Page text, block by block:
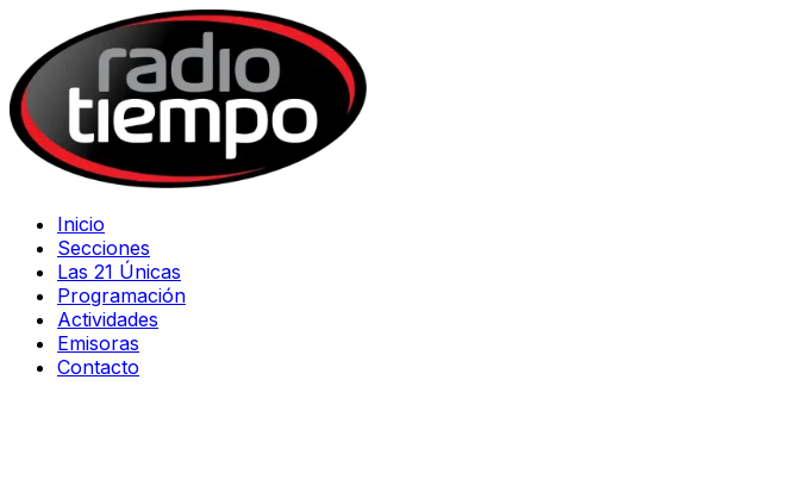
Inicio
Secciones
Las 21 Únicas
Programación
Actividades
Emisoras
Contacto